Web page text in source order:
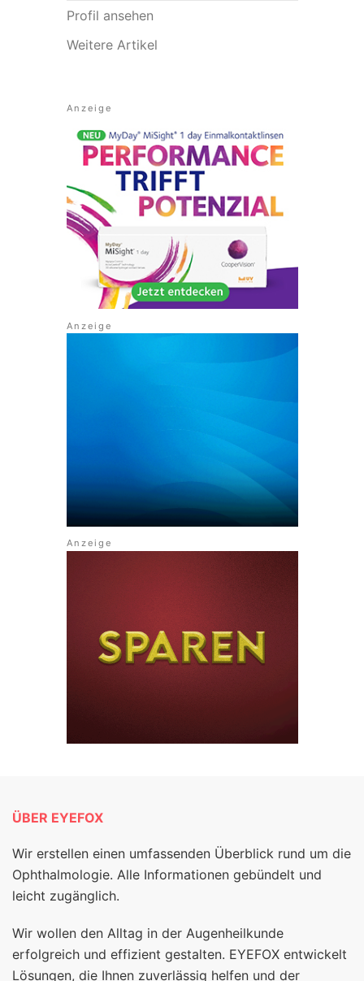
Profil ansehen
Weitere Artikel
ÜBER EYEFOX
Wir erstellen einen umfassenden Überblick rund um die
Ophthalmologie. Alle Informationen gebündelt und
leicht zugänglich.
Wir wollen den Alltag in der Augenheilkunde
erfolgreich und effizient gestalten. EYEFOX entwickelt
Lösungen, die Ihnen zuverlässig helfen und der